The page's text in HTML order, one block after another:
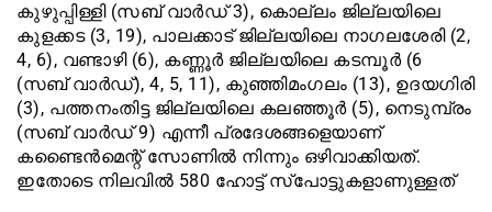
കുഴുപ്പിള്ളി (സബ് വാര്‍ഡ് 3), കൊല്ലം ജില്ലയിലെ
കുളക്കട (3, 19), പാലക്കാട് ജില്ലയിലെ നാഗലശേരി (2,
4, 6), വണ്ടാഴി (6), കണ്ണൂര്‍ ജില്ലയിലെ കടമ്പൂര്‍ (6
(സബ് വാര്‍ഡ്), 4, 5, 11), കുഞ്ഞിമംഗലം (13), ഉദയഗിരി
(3), പത്തനംതിട്ട ജില്ലയിലെ കലഞ്ഞൂര്‍ (5), നെടുമ്പ്രം
(സബ് വാര്‍ഡ് 9) എന്നീ പ്രദേശങ്ങളെയാണ്
കണ്ടൈന്‍മെന്റ് സോണില്‍ നിന്നും ഒഴിവാക്കിയത്.
ഇതോടെ നിലവില്‍ 580 ഹോട്ട് സ്‌പോട്ടുകളാണുള്ളത്